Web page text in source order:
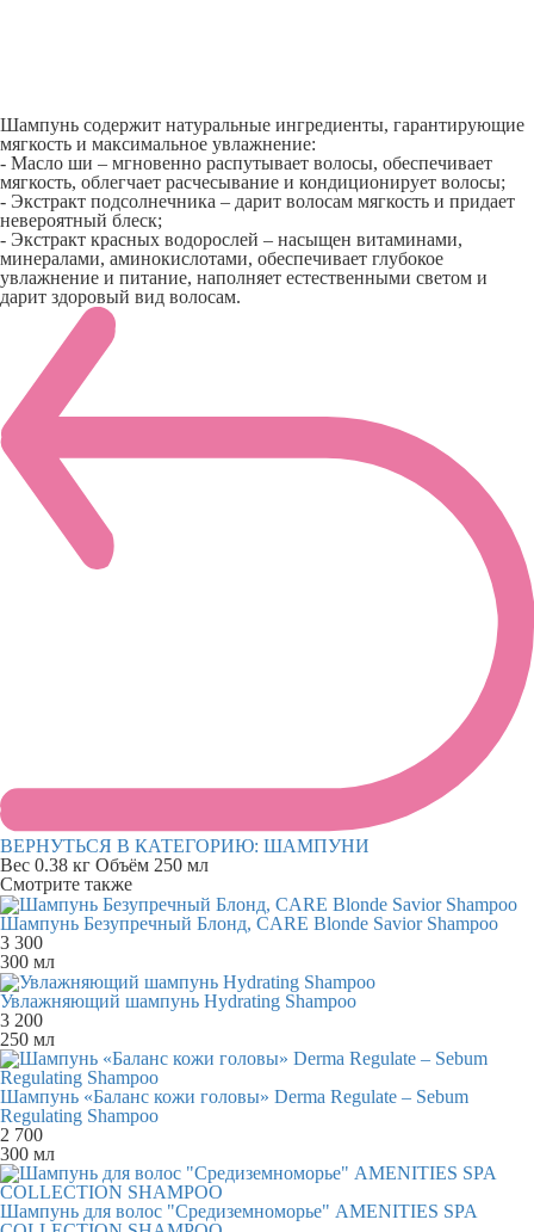
Шампунь содержит натуральные ингредиенты, гарантирующие
мягкость и максимальное увлажнение:
- Масло ши – мгновенно распутывает волосы, обеспечивает
мягкость, облегчает расчесывание и кондиционирует волосы;
- Экстракт подсолнечника – дарит волосам мягкость и придает
невероятный блеск;
- Экстракт красных водорослей – насыщен витаминами,
минералами, аминокислотами, обеспечивает глубокое
увлажнение и питание, наполняет естественными светом и
дарит здоровый вид волосам.
ВЕРНУТЬСЯ В КАТЕГОРИЮ: ШАМПУНИ
Вес 0.38 кг Объём 250 мл
Смотрите также
Шампунь Безупречный Блонд, CARE Blonde Savior Shampoo
3 300
300 мл
Увлажняющий шампунь Hydrating Shampoo
3 200
250 мл
Шампунь «Баланс кожи головы» Derma Regulate – Sebum
Regulating Shampoo
2 700
300 мл
Шампунь для волос "Средиземноморье" AMENITIES SPA